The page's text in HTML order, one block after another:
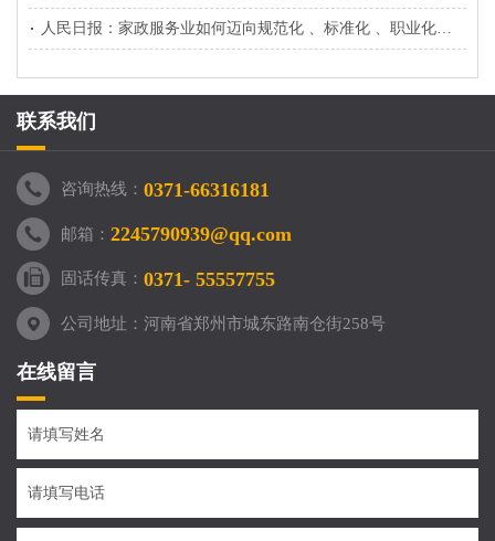
人民日报：家政服务业如何迈向规范化 、标准化 、职业化？ 记者赴广州 、郑州 、成都探访 —— 家政企业向员工制转型发展
联系我们
咨询热线： 0371-66316181
邮箱： 2245790939@qq.com
固话传真： 0371- 55557755
公司地址：河南省郑州市城东路南仓街258号
在线留言